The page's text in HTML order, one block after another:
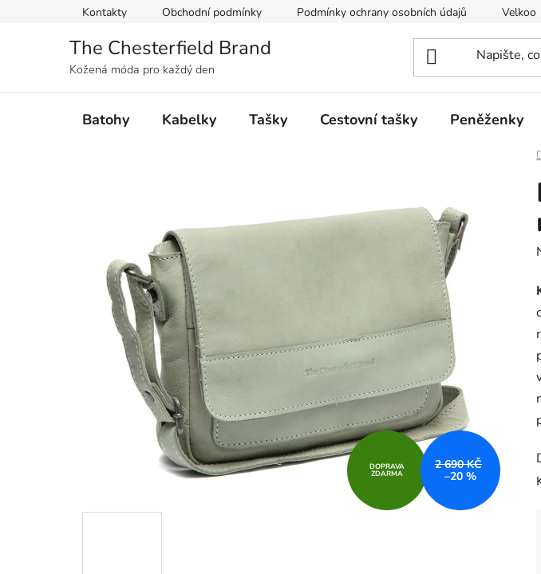
Kontakty Obchodní podmínky Podmínky ochrany osobních údajů
The Chesterfield Brand
Kožená móda pro každý den
Batohy Kabelky Tašky Cestovní tašky Peněženky
z
DOPRAVA
ZDARMA
2 690 KČ
–20 %